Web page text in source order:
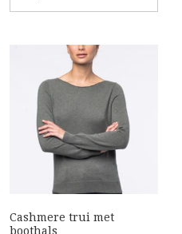
Cashmere trui met
boothals